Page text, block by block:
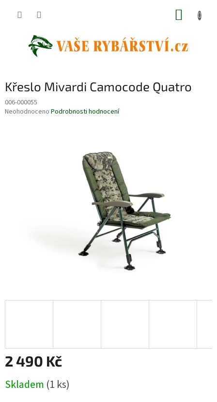
Křeslo Mivardi Camocode Quatro
006-000055
Průměrné
Neohodnoceno Podrobnosti hodnocení
2 490 Kč
cena:
Skladem (1 ks)